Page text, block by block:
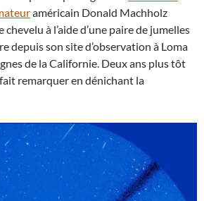
américain Donald Machholz
à l’aide d’une paire de jumelles
depuis son site d’observation à Loma
de la Californie. Deux ans plus tôt
remarquer en dénichant la